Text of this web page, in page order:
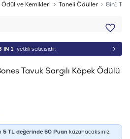
Ödül ve Kemikleri Taneli Ödüller
8in1
IN 1 yetkili satıcısıdır.
Tavuk Sargılı Köpek Ödülü
5 TL değerinde 50 Puan kazanacaksınız.